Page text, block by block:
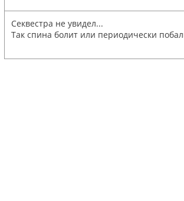
Секвестра не увидел...
Так спина болит или периодически